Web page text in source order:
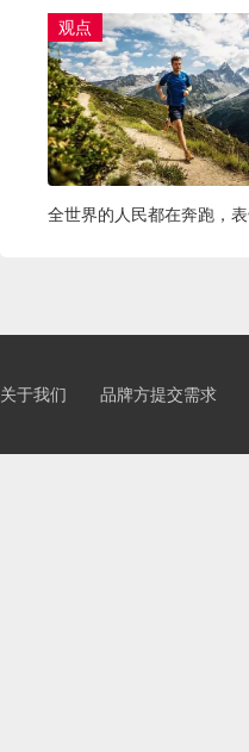
观点
关于我们 品牌方提交需求